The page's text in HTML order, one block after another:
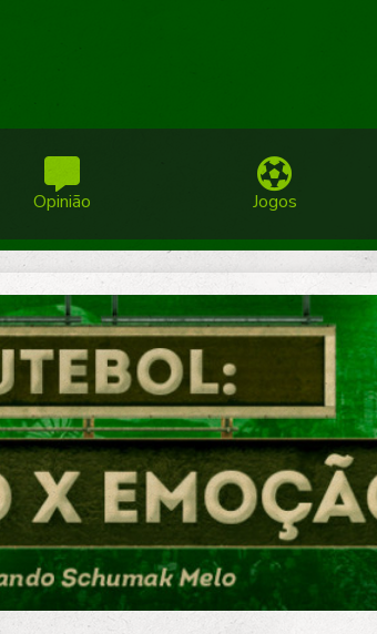
Opinião Jogos